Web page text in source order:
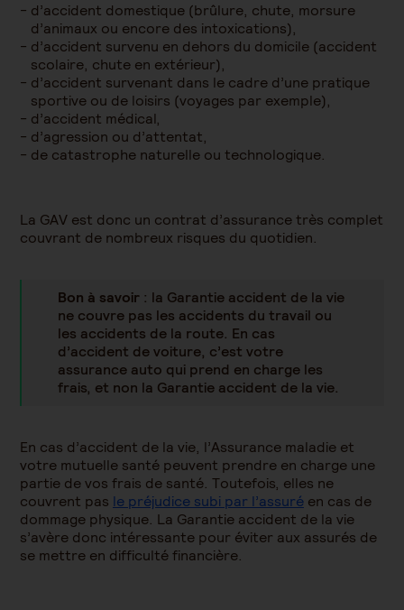
d’accident domestique (brûlure, chute, morsure
d’animaux ou encore des intoxications),
d’accident survenu en dehors du domicile (accident
scolaire, chute en extérieur),
d’accident survenant dans le cadre d’une pratique
sportive ou de loisirs (voyages par exemple),
d’accident médical,
d’agression ou d’attentat,
de catastrophe naturelle ou technologique.
La GAV est donc un contrat d’assurance très complet
couvrant de nombreux risques du quotidien.
Bon à savoir : la Garantie accident de la vie
ne couvre pas les accidents du travail ou
les accidents de la route. En cas
d’accident de voiture, c’est votre
assurance auto qui prend en charge les
frais, et non la Garantie accident de la vie.
En cas d’accident de la vie, l’Assurance maladie et
votre mutuelle santé peuvent prendre en charge une
partie de vos frais de santé. Toutefois, elles ne
couvrent pas le préjudice subi par l’assuré en cas de
dommage physique. La Garantie accident de la vie
s’avère donc intéressante pour éviter aux assurés de
se mettre en difficulté financière.